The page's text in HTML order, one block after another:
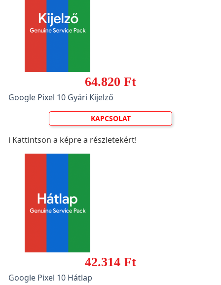
64.820 Ft
Google Pixel 10 Gyári Kijelző
KAPCSOLAT
ℹ️ Kattintson a képre a részletekért!
42.314 Ft
Google Pixel 10 Hátlap